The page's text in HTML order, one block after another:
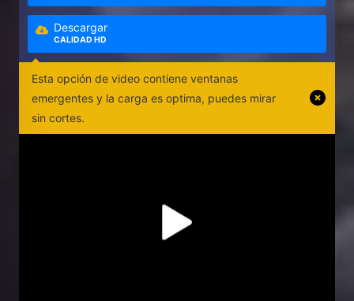
Descargar
CALIDAD HD
Esta opción de video contiene ventanas
emergentes y la carga es optima, puedes mirar
sin cortes.